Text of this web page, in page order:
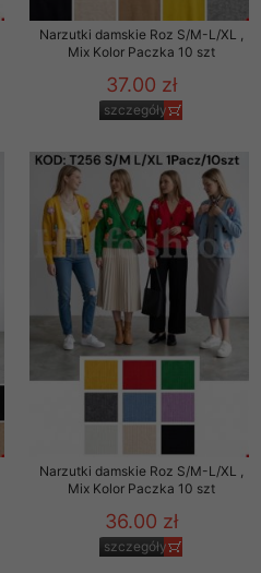
Narzutki damskie Roz S/M-L/XL ,
Mix Kolor Paczka 10 szt
37.00 zł
szczegóły
Narzutki damskie Roz S/M-L/XL ,
Mix Kolor Paczka 10 szt
36.00 zł
szczegóły